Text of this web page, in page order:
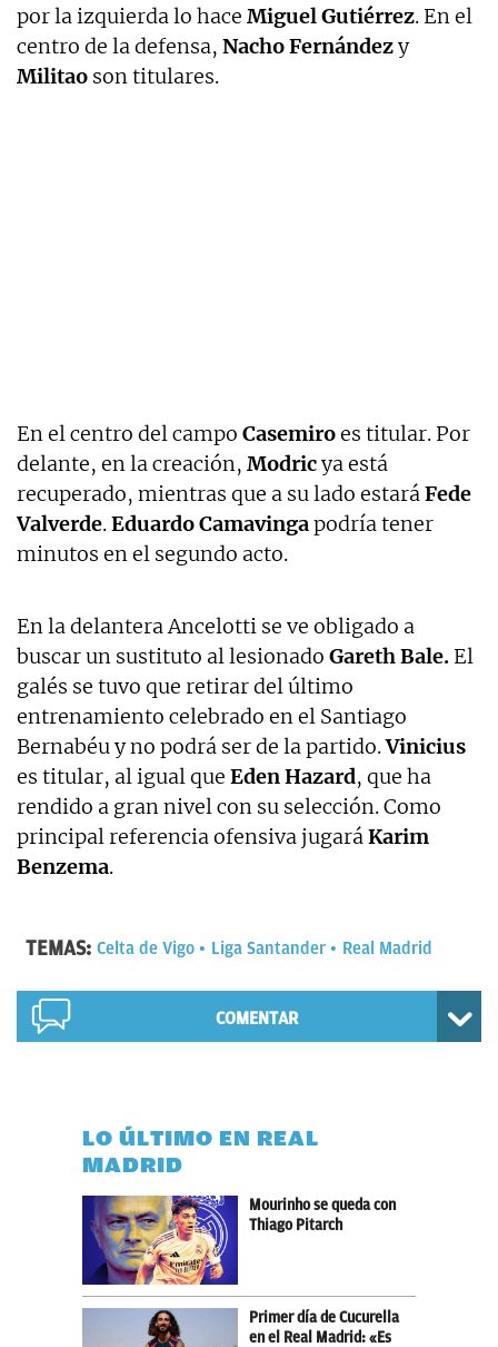
por la izquierda lo hace Miguel Gutiérrez. En el
centro de la defensa, Nacho Fernándezy
Militao son titulares.
En el centro del campo Casemiroes titular. Por
delante, en la creación, Modricya está
recuperado, mientras que a su lado estaráFede
Valverde.Eduardo Camavingapodría tener
minutos en el segundo acto.
En la delantera Ancelotti se ve obligado a
buscar un sustituto al lesionado Gareth Bale. El
galés se tuvo que retirar del último
entrenamiento celebrado en el Santiago
Bernabéu y no podrá ser de la partido.Vinicius
es titular, al igual que Eden Hazard, que ha
rendido a gran nivel con su selección. Como
principal referencia ofensiva jugaráKarim
Benzema.
TEMAS: Celta de Vigo Liga Santander Real Madrid
COMENTAR
LO ÚLTIMO EN REAL
MADRID
Mourinho se queda con
Thiago Pitarch
Primer día de Cucurella
en el Real Madrid: «Es